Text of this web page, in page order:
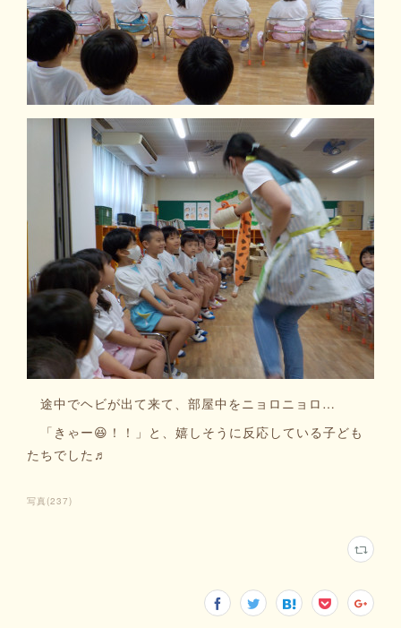
途中でヘビが出て来て、部屋中をニョロニョロ…
「きゃー😆！！」と、嬉しそうに反応している子ども
たちでした♬
写真 (237)